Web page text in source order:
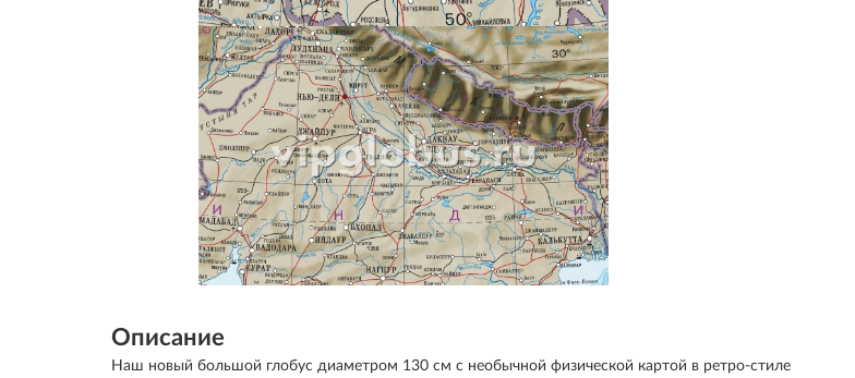
Описание
Наш новый большой глобус диаметром 130 см с необычной физической картой в ретро-стиле